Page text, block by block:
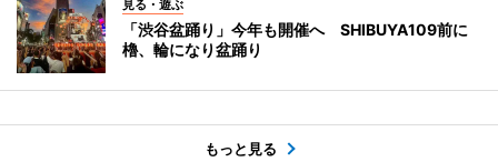
見る・遊ぶ
「渋谷盆踊り」今年も開催へ SHIBUYA109前に
櫓、輪になり盆踊り
もっと見る